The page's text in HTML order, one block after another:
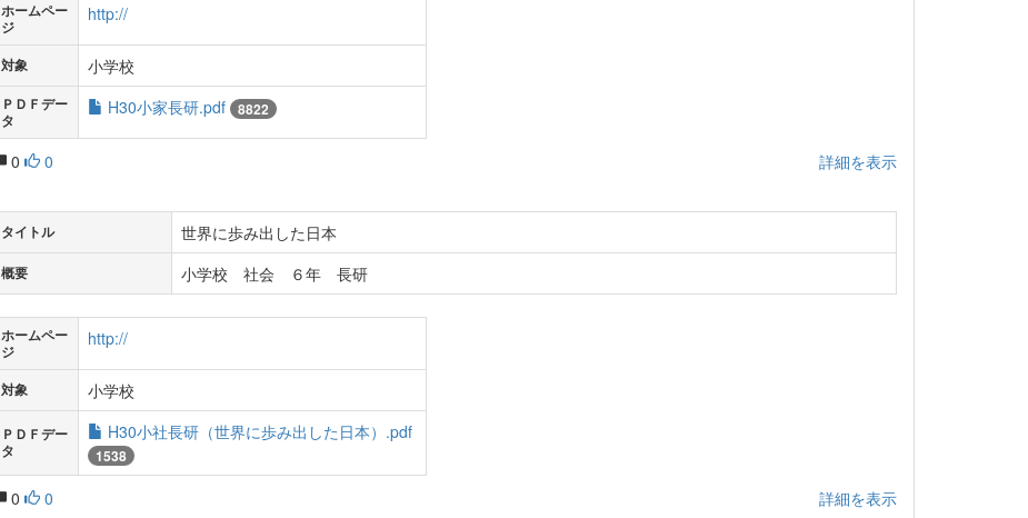
ホームペー
ジ
http://
対象 小学校
ＰＤＦデー
タ
H30小家長研.pdf 8822
0 0 詳細を表示
タイトル 世界に歩み出した日本
概要 小学校 社会 ６年 長研
ホームペー
ジ
http://
対象 小学校
ＰＤＦデー
タ
H30小社長研（世界に歩み出した日本）.pdf
1538
0 0 詳細を表示